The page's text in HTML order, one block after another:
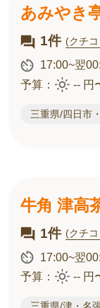
あみやき
1件 (クチ
17:00~翌
予算：
-- 円
三重県/四日市
牛角 津高
1件 (クチ
17:00~翌
予算：
-- 円